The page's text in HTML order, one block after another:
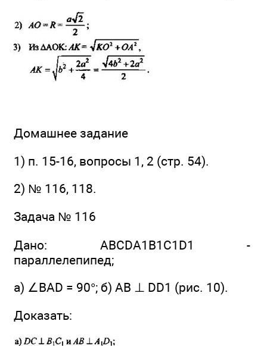
Домашнее задание
1) п. 15-16, вопросы 1, 2 (стр. 54).
2) № 116, 118.
Задача № 116
Дано: ABCDA1B1C1D1 -
параллелепипед;
a) ∠BAD = 90°; б) АВ ⊥ DD1 (рис. 10).
Доказать: